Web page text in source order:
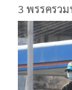
3 พรรครว